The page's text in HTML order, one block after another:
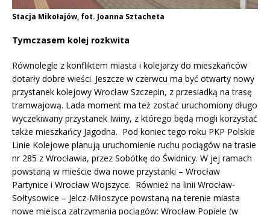
Stacja Mikołajów, fot. Joanna Sztacheta
Tymczasem kolej rozkwita
Równolegle z konfliktem miasta i kolejarzy do mieszkańców
dotarły dobre wieści. Jeszcze w czerwcu ma być otwarty nowy
przystanek kolejowy Wrocław Szczepin, z przesiadką na trasę
tramwajową. Lada moment ma też zostać uruchomiony długo
wyczekiwany przystanek Iwiny, z którego będą mogli korzystać
także mieszkańcy Jagodna. Pod koniec tego roku PKP Polskie
Linie Kolejowe planują uruchomienie ruchu pociągów na trasie
nr 285 z Wrocławia, przez Sobótkę do Świdnicy. W jej ramach
powstaną w mieście dwa nowe przystanki – Wrocław
Partynice i Wrocław Wojszyce. Również na linii Wrocław-
Sołtysowice – Jelcz-Miłoszyce powstaną na terenie miasta
nowe miejsca zatrzymania pociągów: Wrocław Popiele (w